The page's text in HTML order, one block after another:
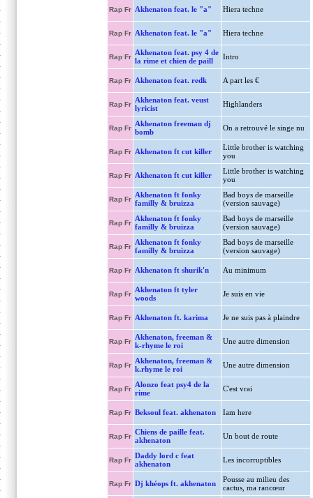
Rap Fr Akhenaton feat. le "a" Hiera techne
Rap Fr Akhenaton feat. le "a" Hiera techne
Rap Fr
Akhenaton feat. psy 4 de
la rime et chien de paill
Intro
Rap Fr Akhenaton feat. redk A part les €
Rap Fr
Akhenaton feat. veust
lyricist
Highlanders
Rap Fr
Akhenaton freeman dj
bomb
On a retrouvé le singe nu
Rap Fr Akhenaton ft cut killer
Little brother is watching
you
Rap Fr Akhenaton ft cut killer
Little brother is watching
you
Rap Fr
Akhenaton ft fonky
familly & bruizza
Bad boys de marseille
(version sauvage)
Rap Fr
Akhenaton ft fonky
familly & bruizza
Bad boys de marseille
(version sauvage)
Rap Fr
Akhenaton ft fonky
familly & bruizza
Bad boys de marseille
(version sauvage)
Rap Fr Akhenaton ft shurik'n Au minimum
Rap Fr
Akhenaton ft tyler
woods
Je suis en vie
Rap Fr Akhenaton ft. karima Je ne suis pas à plaindre
Rap Fr
Akhenaton, freeman &
k-rhyme le roi
Une autre dimension
Rap Fr
Akhenaton, freeman &
k.rhyme le roi
Une autre dimension
Rap Fr
Alonzo feat psy4 de la
rime
C'est vrai
Rap Fr Beksoul feat. akhenaton Iam here
Rap Fr
Chiens de paille feat.
akhenaton
Un bout de route
Rap Fr
Daddy lord c feat
akhenaton
Les incorruptibles
Rap Fr Dj khéops ft. akhenaton
Pousse au milieu des
cactus, ma rancœur